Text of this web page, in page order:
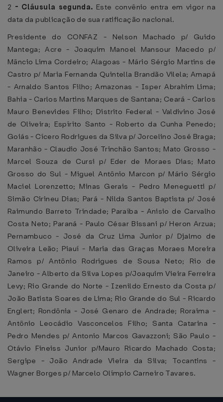
2 - Cláusula segunda. Este convênio entra em vigor na
data da publicação de sua ratificação nacional.
Presidente do CONFAZ - Nelson Machado p/ Guido
Mantega; Acre - Joaquim Manoel Mansour Macedo p/
Mâncio Lima Cordeiro; Alagoas - Mário Sérgio Martins de
Castro p/ Maria Fernanda Quintella Brandão Vilela; Amapá
- Arnaldo Santos Filho; Amazonas - Isper Abrahim Lima;
Bahia - Carlos Martins Marques de Santana; Ceará - Carlos
Mauro Benevides Filho; Distrito Federal - Valdivino José
de Oliveira; Espírito Santo - Roberto da Cunha Penedo;
Goiás - Cícero Rodrigues da Silva p/ Jorcelino José Braga;
Maranhão - Claudio José Trinchão Santos; Mato Grosso -
Marcel Souza de Cursi p/ Eder de Moraes Dias; Mato
Grosso do Sul - Miguel Antônio Marcon p/ Mário Sérgio
Maciel Lorenzetto; Minas Gerais - Pedro Meneguetti p/
Simão Cirineu Dias; Pará - Nilda Santos Baptista p/ José
Raimundo Barreto Trindade; Paraíba - Anisio de Carvalho
Costa Neto; Paraná - Paulo César Bissani p/ Heron Arzua;
Pernambuco - José da Cruz Lima Junior p/ Djalmo de
Oliveira Leão; Piauí - Maria das Graças Moraes Moreira
Ramos p/ Antônio Rodrigues de Sousa Neto; Rio de
Janeiro - Alberto da Silva Lopes p/Joaquim Vieira Ferreira
Levy; Rio Grande do Norte - Izenildo Ernesto da Costa p/
João Batista Soares de Lima; Rio Grande do Sul - Ricardo
Englert; Rondônia - José Genaro de Andrade; Roraima -
Antônio Leocádio Vasconcelos Filho; Santa Catarina -
Pedro Mendes p/ Antonio Marcos Gavazzoni; São Paulo -
Otávio Fineiss Junior p/Mauro Ricardo Machado Costa;
Sergipe - João Andrade Vieira da Silva; Tocantins -
Wagner Borges p/ Marcelo Olímpio Carneiro Tavares.